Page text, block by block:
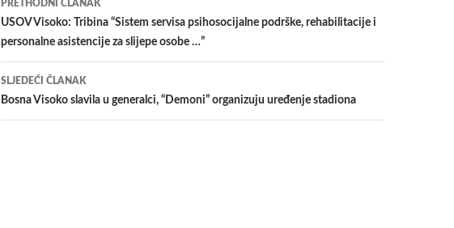
članaka
PRETHODNI ČLANAK
USOV Visoko: Tribina “Sistem servisa psihosocijalne podrške, rehabilitacije i
personalne asistencije za slijepe osobe …”
SLJEDEĆI ČLANAK
Bosna Visoko slavila u generalci, “Demoni” organizuju uređenje stadiona